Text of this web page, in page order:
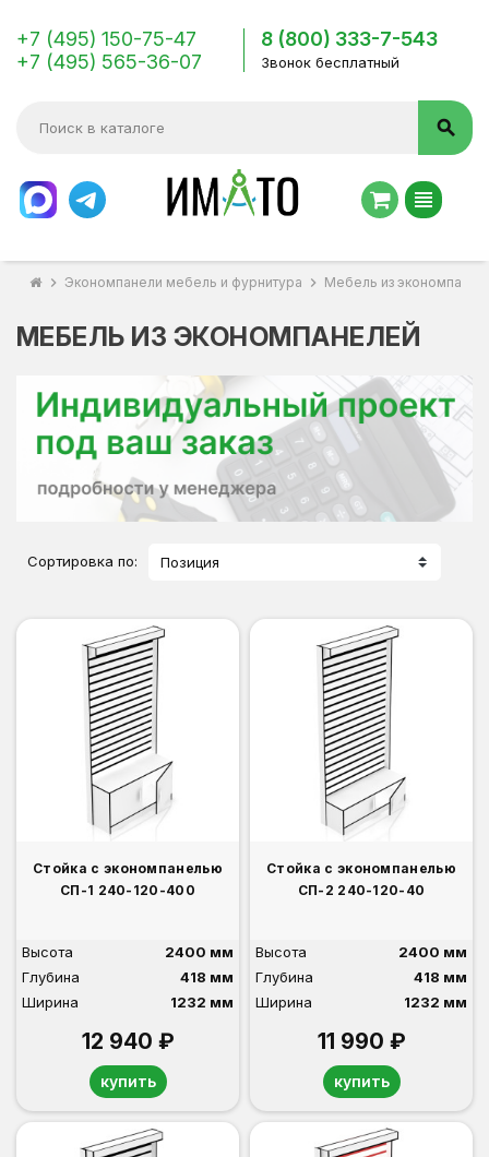
+7 (495) 150-75-47
+7 (495) 565-36-07
8 (800) 333-7-543
Звонок бесплатный
search
view_headline
chevron_right Экономпанели мебель и фурнитура chevron_right Мебель из
МЕБЕЛЬ ИЗ ЭКОНОМПАНЕЛЕЙ
Сортировка по: Позиция
Стойка с экономпанелью
СП-1 240-120-400
Высота
2400 мм
Глубина
418 мм
Ширина
1232 мм
12 940 ₽
купить
Стойка с экономпанелью
СП-2 240-120-40
Высота
2400 мм
Глубина
418 мм
Ширина
1232 мм
11 990 ₽
купить